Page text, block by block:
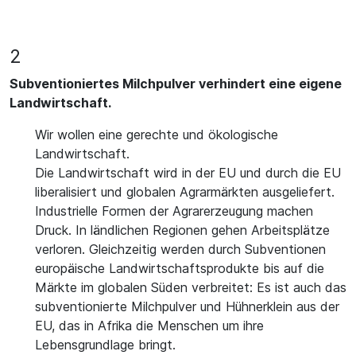
2
Subventioniertes Milchpulver verhindert eine eigene
Landwirtschaft.
Wir wollen eine gerechte und ökologische
Landwirtschaft.
Die Landwirtschaft wird in der EU und durch die EU
liberalisiert und globalen Agrarmärkten ausgeliefert.
Industrielle Formen der Agrarerzeugung machen
Druck. In ländlichen Regionen gehen Arbeitsplätze
verloren. Gleichzeitig werden durch Subventionen
europäische Landwirtschaftsprodukte bis auf die
Märkte im globalen Süden verbreitet: Es ist auch das
subventionierte Milchpulver und Hühnerklein aus der
EU, das in Afrika die Menschen um ihre
Lebensgrundlage bringt.